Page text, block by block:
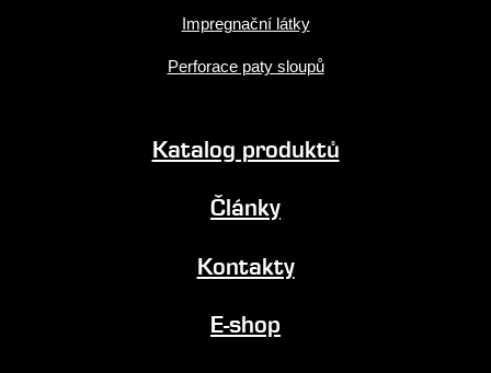
Impregnační látky
Perforace paty sloupů
Katalog produktů
Články
Kontakty
E-shop